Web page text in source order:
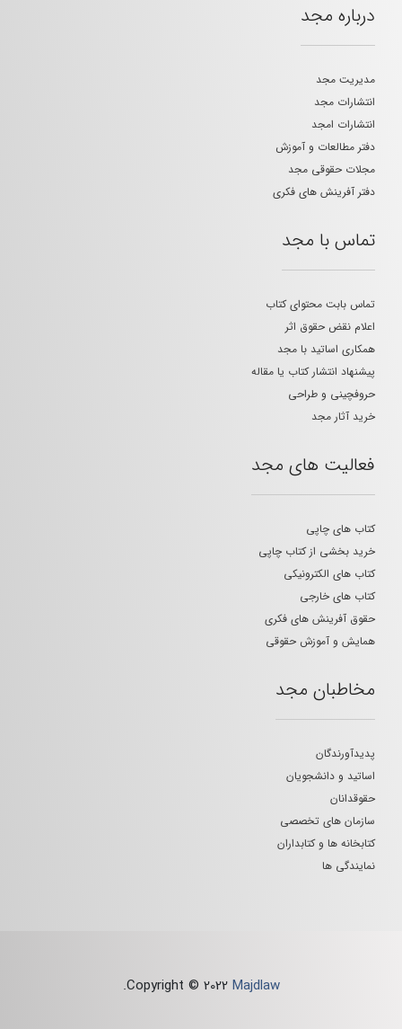
درباره مجد
مدیریت مجد
انتشارات مجد
انتشارات امجد
دفتر مطالعات و آموزش
مجلات حقوقی مجد
دفتر آفرینش های فکری
تماس با مجد
تماس بابت محتوای کتاب
اعلام نقض حقوق اثر
همکاری اساتید با مجد
پیشنهاد انتشار کتاب یا مقاله
حروفچینی و طراحی
خرید آثار مجد
فعالیت های مجد
کتاب های چاپی
خرید بخشی از کتاب چاپی
کتاب های الکترونیکی
کتاب های خارجی
حقوق آفرینش های فکری
همایش و آموزش حقوقی
مخاطبان مجد
پدیدآورندگان
اساتید و دانشجویان
حقوقدانان
سازمان های تخصصی
کتابخانه ها و کتابداران
نمایندگی ها
Copyright © 2022 Majdlaw
.